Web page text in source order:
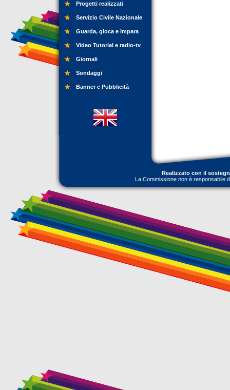
Progetti realizzati
Servizio Civile Nazionale
Guarda, gioca e impara
Video Tutorial e radio-tv
Giornali
Sondaggi
Banner e Pubblicità
Realizzato con il
La Commissione non è responsabile